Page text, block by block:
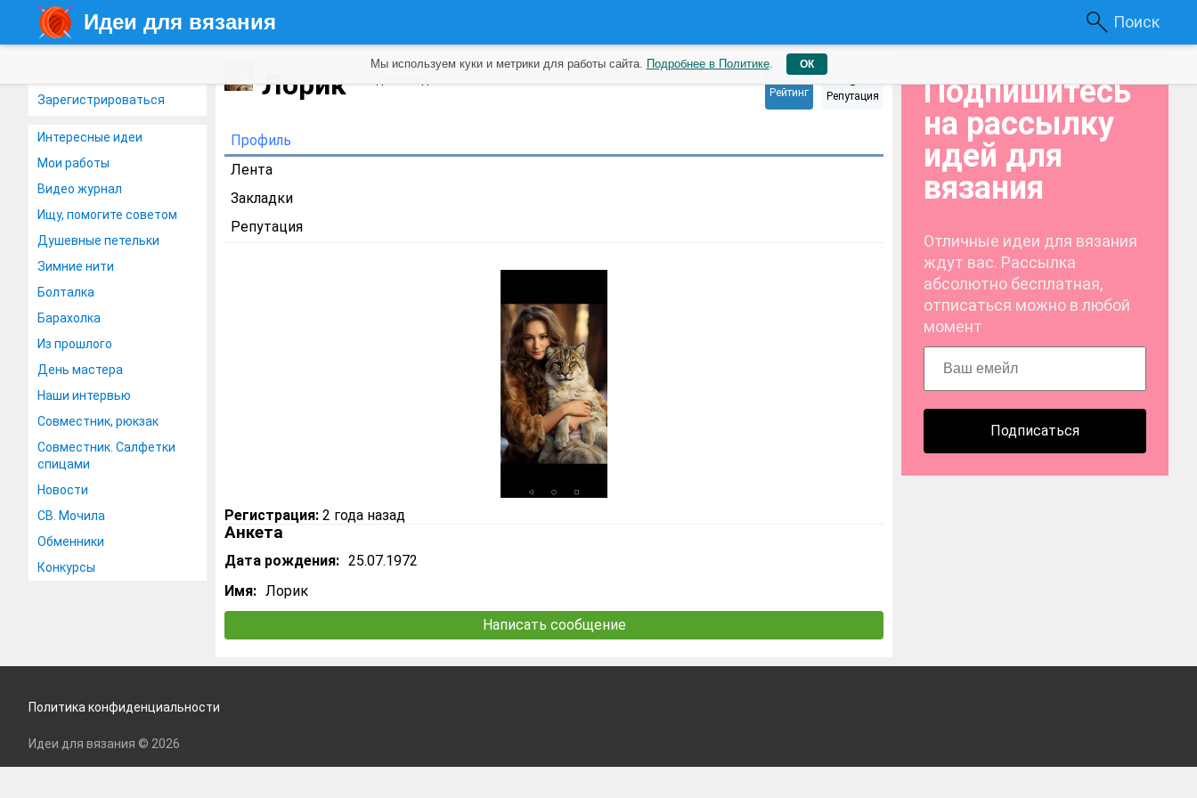
Идеи для вязания Поиск
Зарегистрироваться
Интересные идеи
Мои работы
Видео журнал
Ищу, помогите советом
Душевные петельки
Зимние нити
Болталка
Барахолка
Из прошлого
День мастера
Наши интервью
Совместник, рюкзак
Совместник. Салфетки
спицами
Новости
СВ. Мочила
Обменники
Конкурсы
Лорик 0
Рейтинг
0
Репутация
Профиль
Лента
Закладки
Репутация
Регистрация: 2 года назад
Анкета
Дата рождения: 25.07.1972
Имя: Лорик
Написать сообщение
Подпишитесь
на рассылку
идей для
вязания
Отличные идеи для вязания
ждут вас. Рассылка
абсолютно бесплатная,
отписаться можно в любой
момент
Подписаться
Мы используем куки и метрики для работы сайта. Подробнее в Политике. ОК
Политика конфиденциальности
Идеи для вязания © 2026